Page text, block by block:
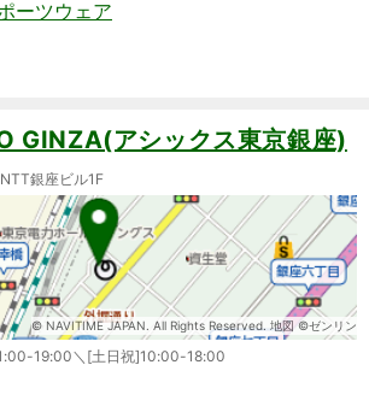
ーツウェア
GINZA(アシックス東京銀座)
銀座ビル1F
© NAVITIME JAPAN. All Rights Reserved. 地図 ©ゼンリン
19:00＼[土日祝]10:00-18:00